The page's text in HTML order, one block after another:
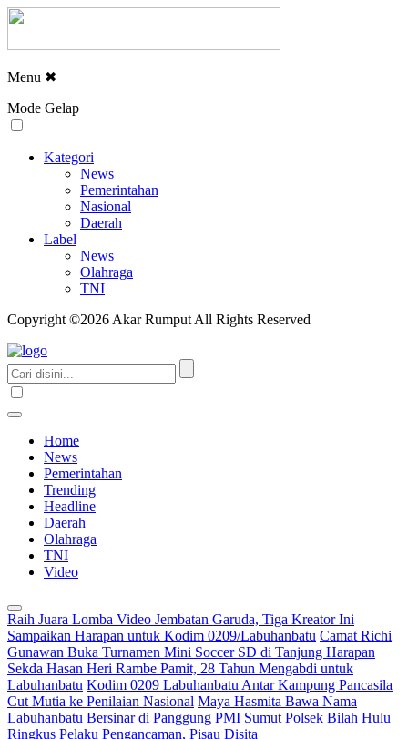
Menu ✖
Mode Gelap
Kategori
News
Pemerintahan
Nasional
Daerah
Label
News
Olahraga
TNI
Copyright ©2026 Akar Rumput All Rights Reserved
Home
News
Pemerintahan
Trending
Headline
Daerah
Olahraga
TNI
Video
Raih Juara Lomba Video Jembatan Garuda, Tiga Kreator Ini
Sampaikan Harapan untuk Kodim 0209/Labuhanbatu Camat Richi
Gunawan Buka Turnamen Mini Soccer SD di Tanjung Harapan
Sekda Hasan Heri Rambe Pamit, 28 Tahun Mengabdi untuk
Labuhanbatu Kodim 0209 Labuhanbatu Antar Kampung Pancasila
Cut Mutia ke Penilaian Nasional Maya Hasmita Bawa Nama
Labuhanbatu Bersinar di Panggung PMI Sumut Polsek Bilah Hulu
Ringkus Pelaku Pengancaman, Pisau Disita